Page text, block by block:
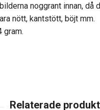
noggrant innan, då
nött, kantstött, böjt mm.
gram.